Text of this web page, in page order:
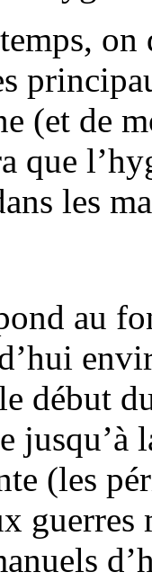
(et de
que
les
au
début
jusqu’à
(les